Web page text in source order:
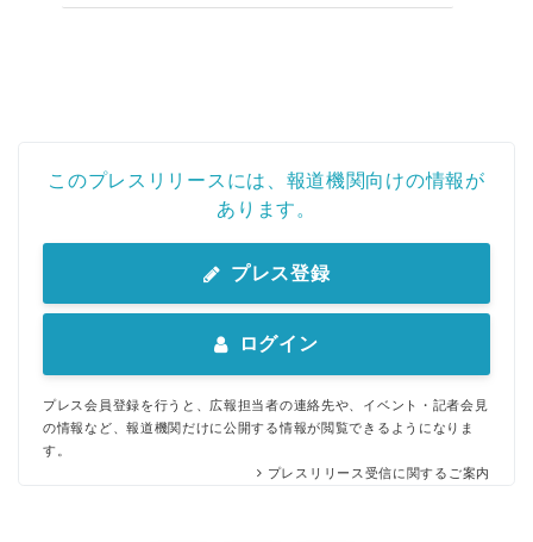
このプレスリリースには、報道機関向けの情報が
あります。
プレス登録
ログイン
プレス会員登録を行うと、広報担当者の連絡先や、イベント・記者会見
の情報など、報道機関だけに公開する情報が閲覧できるようになりま
す。
プレスリリース受信に関するご案内